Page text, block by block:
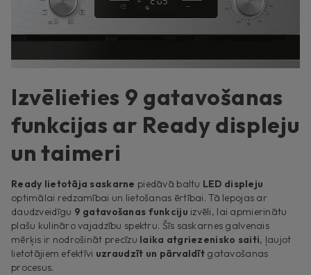
Izvēlieties 9 gatavošanas
funkcijas ar Ready displeju
un taimeri
Ready lietotāja saskarne piedāvā baltu LED displeju
optimālai redzamībai un lietošanas ērtībai. Tā lepojas ar
daudzveidīgu 9 gatavošanas funkciju izvēli, lai apmierinātu
plašu kulināro vajadzību spektru. Šīs saskarnes galvenais
mērķis ir nodrošināt precīzu laika atgriezenisko saiti, ļaujot
lietotājiem efektīvi uzraudzīt un pārvaldīt gatavošanas
procesus.